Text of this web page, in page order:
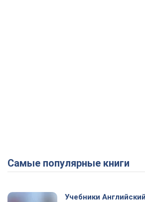
Самые популярные книги
Учебники